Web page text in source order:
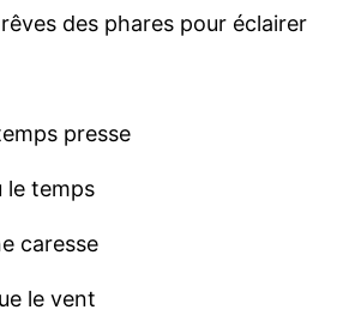
des phares pour éclairer
presse
le temps
caresse
le vent